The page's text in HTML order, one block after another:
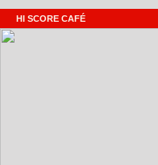
HI SCORE CAFÉ